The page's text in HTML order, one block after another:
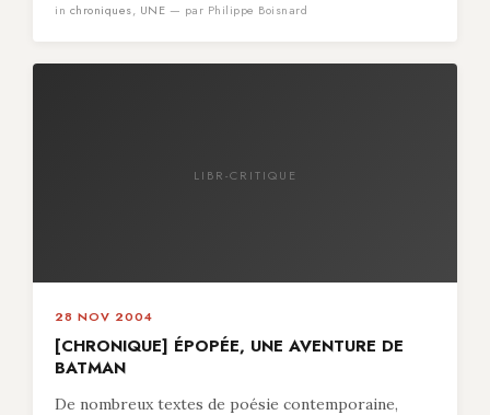
in chroniques, UNE — par Philippe Boisnard
LIBR-CRITIQUE
28 NOV 2004
[CHRONIQUE] ÉPOPÉE, UNE AVENTURE DE
BATMAN
De nombreux textes de poésie contemporaine,